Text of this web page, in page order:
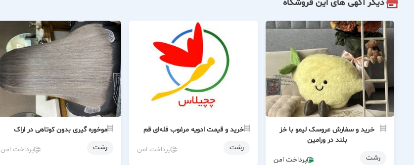
دیگر آگهی های این فروشگاه
خرید و سفارش عروسک لیمو با خز
بلند در ورامین
رشت
پرداخت امن
خرید و قیمت ادویه مرغوب فله‌ای قم
رشت
پرداخت امن
موخوره گیری بدون کوتاهی در اراک
رشت
پرداخت امن